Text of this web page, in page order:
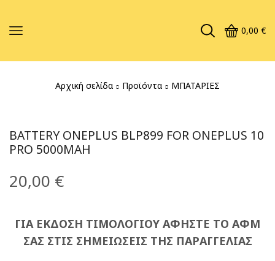
0,00 €
Αρχική σελίδα Προϊόντα ΜΠΑΤΑΡΙΕΣ
BATTERY ONEPLUS BLP899 FOR ONEPLUS 10
PRO 5000MAH
20,00 €
ΓΙΑ ΕΚΔΟΣΗ ΤΙΜΟΛΟΓΙΟΥ ΑΦΗΣΤΕ ΤΟ ΑΦΜ
ΣΑΣ ΣΤΙΣ ΣΗΜΕΙΩΣΕΙΣ ΤΗΣ ΠΑΡΑΓΓΕΛΙΑΣ